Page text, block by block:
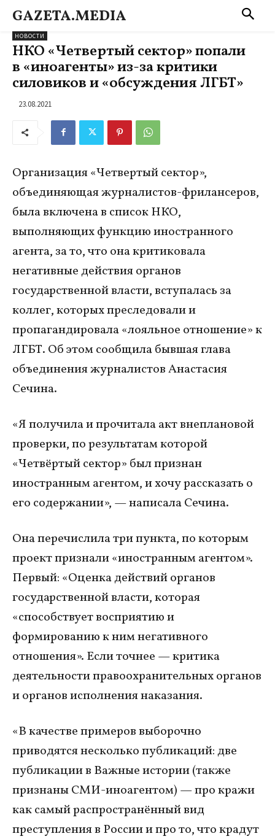
GAZETA.MEDIA
НОВОСТИ
НКО «Четвертый сектор» попали
в «иноагенты» из-за критики
силовиков и «обсуждения ЛГБТ»
23.08.2021
Организация «Четвертый сектор»,
объединяющая журналистов-фрилансеров,
была включена в список НКО,
выполняющих функцию иностранного
агента, за то, что она критиковала
негативные действия органов
государственной власти, вступалась за
коллег, которых преследовали и
пропагандировала «лояльное отношение» к
ЛГБТ. Об этом сообщила бывшая глава
объединения журналистов Анастасия
Сечина.
«Я получила и прочитала акт внеплановой
проверки, по результатам которой
«Четвёртый сектор» был признан
иностранным агентом, и хочу рассказать о
его содержании», — написала Сечина.
Она перечислила три пункта, по которым
проект признали «иностранным агентом».
Первый: «Оценка действий органов
государственной власти, которая
«способствует восприятию и
формированию к ним негативного
отношения». Если точнее — критика
деятельности правоохранительных органов
и органов исполнения наказания.
«В качестве примеров выборочно
приводятся несколько публикаций: две
публикации в Важные истории (также
признаны СМИ-иноагентом) — про кражи
как самый распространённый вид
преступления в России и про то, что крадут